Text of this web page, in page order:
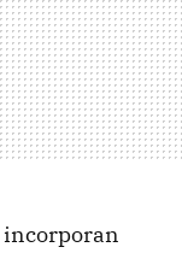
incorporan